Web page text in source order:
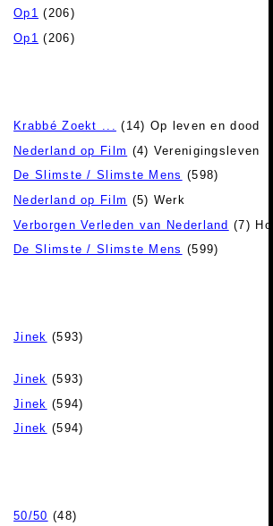
Op1 (206)
Op1 (206)
Krabbé Zoekt ... (14) Op leven en dood
Nederland op Film (4) Verenigingsleven
De Slimste / Slimste Mens (598)
Nederland op Film (5) Werk
Verborgen Verleden van Nederland (7)
De Slimste / Slimste Mens (599)
Jinek (593)
Jinek (593)
Jinek (594)
Jinek (594)
50/50 (48)